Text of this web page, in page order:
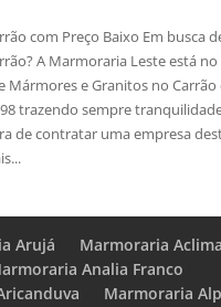
com Preço Baixo Em busca
A Marmoraria Leste está
Mármores e Granitos no Carrão
trazendo sempre
de contratar uma empresa
Arujá
Marmoraria
Analia Franco
Marmoraria